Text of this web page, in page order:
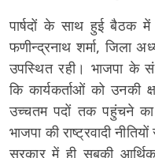
पार्षदों के साथ हुई बैठक
फणीन्द्रनाथ शर्मा, जिला
उपस्थित रही। भाजपा के
कि कार्यकर्ताओं को
उच्चतम पदों तक पहुंचने
भाजपा की राष्ट्रवादी
सरकार में ही सबकी